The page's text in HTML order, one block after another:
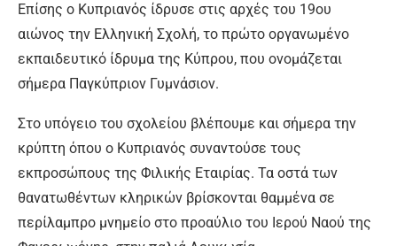
Επίσης ο Κυπριανός ίδρυσε στις αρχές του 19ου
αιώνος την Ελληνική Σχολή, το πρώτο οργανωμένο
εκπαιδευτικό ίδρυμα της Κύπρου, που ονομάζεται
σήμερα Παγκύπριον Γυμνάσιον.
Στο υπόγειο του σχολείου βλέπουμε και σήμερα την
κρύπτη όπου ο Κυπριανός συναντούσε τους
εκπροσώπους της Φιλικής Εταιρίας. Τα οστά των
θανατωθέντων κληρικών βρίσκονται θαμμένα σε
περίλαμπρο μνημείο στο προαύλιο του Ιερού Ναού της